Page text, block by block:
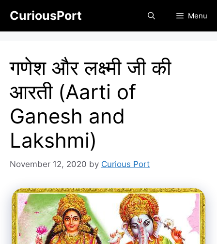
content
CuriousPort Menu
गणेश और लक्ष्मी जी की
आरती (Aarti of
Ganesh and
Lakshmi)
November 12, 2020 by Curious Port